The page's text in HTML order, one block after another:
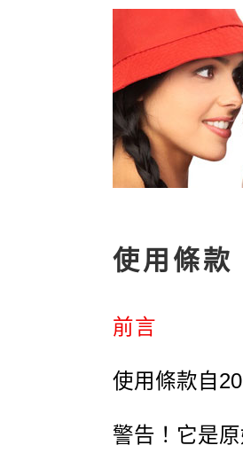
使用條款
前言
使用條款自
警告！它是